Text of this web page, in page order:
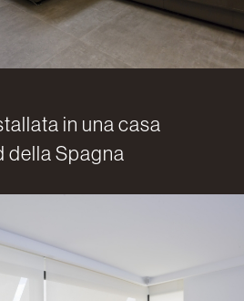
in una casa
della Spagna